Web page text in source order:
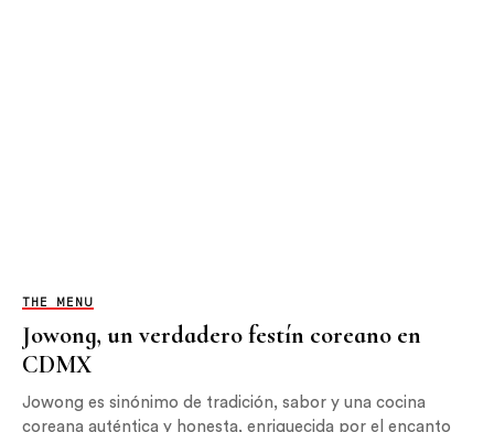
THE MENU
Jowong, un verdadero festín coreano en
CDMX
Jowong es sinónimo de tradición, sabor y una cocina
coreana auténtica y honesta, enriquecida por el encanto